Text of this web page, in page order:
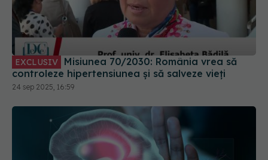
EXCLUSIV
controleze hipertensiunea și să salveze vieți
24 sep 2025, 16:59